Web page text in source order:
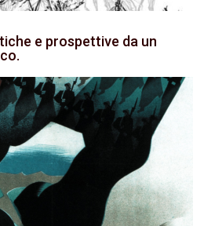
e prospettive da un